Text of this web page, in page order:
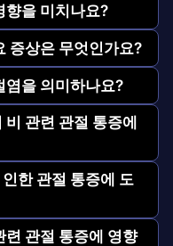
향을 미치나요?
증상은 무엇인가요?
염을 의미하나요?
관련 관절 통증에
한 관절 통증에 도
련 관절 통증에 영향